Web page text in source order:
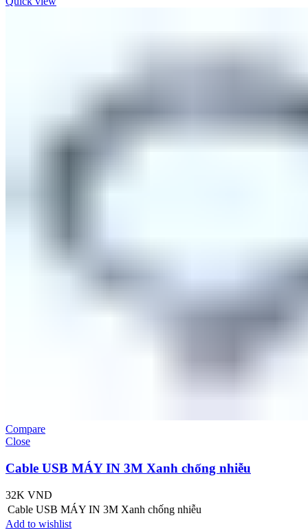
Compare
Close
Cable USB MÁY IN 3M Xanh chống nhiễu
32K VND
Cable USB MÁY IN 3M Xanh chống nhiễu
Add to wishlist